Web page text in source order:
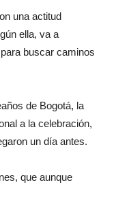
una actitud
ella, va a
buscar caminos
de Bogotá, la
a la celebración,
un día antes.
que aunque